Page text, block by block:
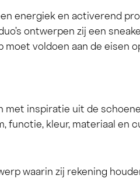
energiek en activerend
ontwerpen zij een
voldoen aan de eisen
met inspiratie uit de
functie, kleur, materiaal en
waarin zij rekening